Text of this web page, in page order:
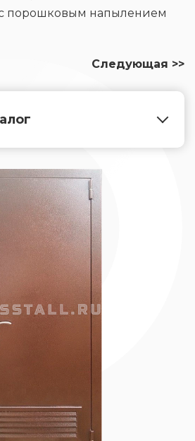
порошковым напылением
Следующая >>